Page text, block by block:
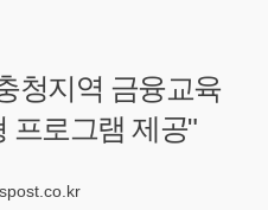
청지역 금융교육
프로그램 제공"